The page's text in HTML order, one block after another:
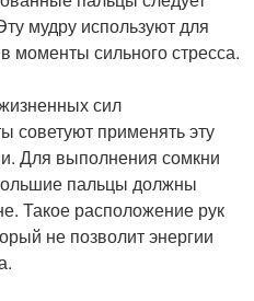
мудру используют для
моменты сильного стресса.
сил
советуют применять эту
Для выполнения сомкни
пальцы должны
Такое расположение рук
не позволит энергии